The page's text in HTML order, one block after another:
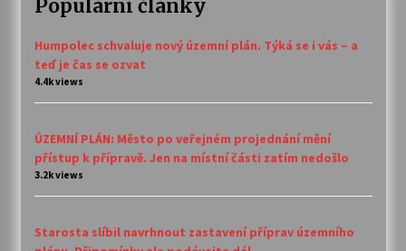
Populární články
Humpolec schvaluje nový územní plán. Týká se i vás – a
teď je čas se ozvat
4.4k views
ÚZEMNÍ PLÁN: Město po veřejném projednání mění
přístup k přípravě. Jen na místní části zatím nedošlo
3.2k views
Starosta slíbil navrhnout zastavení příprav územního